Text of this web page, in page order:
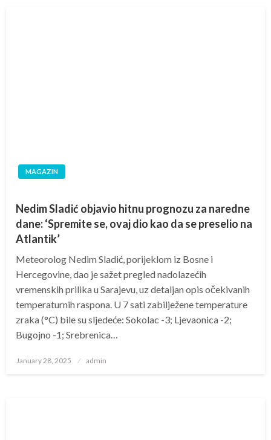
MAGAZIN
Nedim Sladić objavio hitnu prognozu za naredne
dane: ‘Spremite se, ovaj dio kao da se preselio na
Atlantik’
Meteorolog Nedim Sladić, porijeklom iz Bosne i
Hercegovine, dao je sažet pregled nadolazećih
vremenskih prilika u Sarajevu, uz detaljan opis očekivanih
temperaturnih raspona. U 7 sati zabilježene temperature
zraka (°C) bile su sljedeće: Sokolac -3; Ljevaonica -2;
Bugojno -1; Srebrenica…
Posted
January 28, 2025 admin